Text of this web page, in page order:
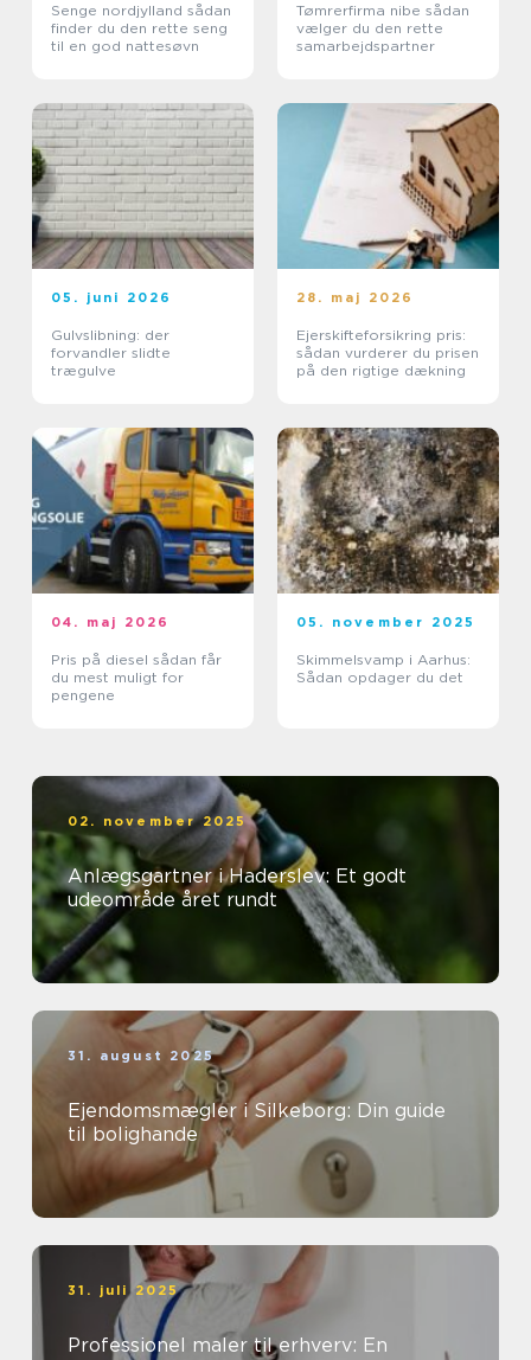
Senge nordjylland sådan
finder du den rette seng
til en god nattesøvn
Tømrerfirma nibe sådan
vælger du den rette
samarbejdspartner
05. juni 2026
Gulvslibning: der
forvandler slidte
trægulve
28. maj 2026
Ejerskifteforsikring pris:
sådan vurderer du prisen
på den rigtige dækning
04. maj 2026
Pris på diesel sådan får
du mest muligt for
pengene
05. november 2025
Skimmelsvamp i Aarhus:
Sådan opdager du det
02. november 2025
Anlægsgartner i Haderslev: Et godt
udeområde året rundt
31. august 2025
Ejendomsmægler i Silkeborg: Din guide
til bolighande
31. juli 2025
Professionel maler til erhverv: En